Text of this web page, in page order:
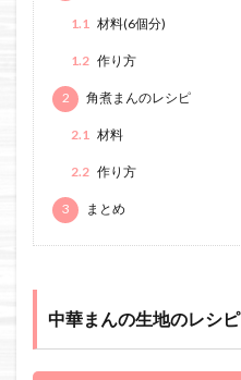
1.1 材料(6個分)
1.2 作り方
2 角煮まんのレシピ
2.1 材料
2.2 作り方
3 まとめ
中華まんの生地のレシピ